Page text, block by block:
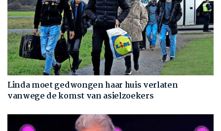
Linda moet gedwongen haar huis verlaten
vanwege de komst van asielzoekers